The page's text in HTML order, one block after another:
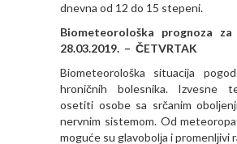
dnevna od 12 do 15 stepeni.
Biometeorološka prognoza
28.03.2019. – ČETVRTAK
Biometeorološka situacija
hroničnih bolesnika. Izvesne
osetiti osobe sa srčanim
nervnim sistemom. Od
moguće su glavobolјa i promenlјivi